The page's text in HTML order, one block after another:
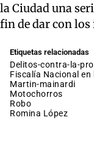
la Ciudad una
fin de dar con
Etiquetas relacionadas
delitos-contra-la-
Fiscalía Nacional
martin-mainardi
motochorros
robo
Romina López